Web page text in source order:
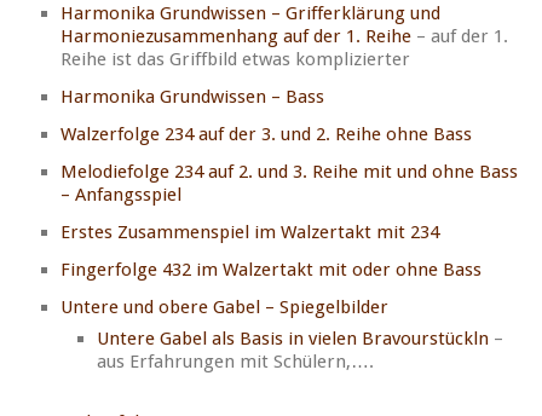
Harmonika Grundwissen – Grifferklärung und
Harmoniezusammenhang auf der 1. Reihe – auf der 1.
Reihe ist das Griffbild etwas komplizierter
Harmonika Grundwissen – Bass
Walzerfolge 234 auf der 3. und 2. Reihe ohne Bass
Melodiefolge 234 auf 2. und 3. Reihe mit und ohne Bass
– Anfangsspiel
Erstes Zusammenspiel im Walzertakt mit 234
Fingerfolge 432 im Walzertakt mit oder ohne Bass
Untere und obere Gabel – Spiegelbilder
Untere Gabel als Basis in vielen Bravourstückln –
aus Erfahrungen mit Schülern,….